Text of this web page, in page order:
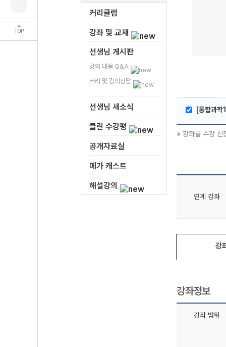
TOP
커리큘럼
강좌 및 교재
선생님 게시판
강의 내용 Q&A
커리 및 강의상담
선생님 새소식
클린 수강평
공개자료실
메가 캐스트
해설강의
[통합과학
※ 강좌를 수강 신
연계 강좌
강
강좌정보
강좌 범위